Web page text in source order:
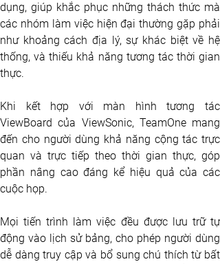
dụng, giúp khắc phục những thách thức mà
các nhóm làm việc hiện đại thường gặp phải
như khoảng cách địa lý, sự khác biệt về hệ
thống, và thiếu khả năng tương tác thời gian
thực.
Khi kết hợp với màn hình tương tác
ViewBoard của ViewSonic, TeamOne mang
đến cho người dùng khả năng cộng tác trực
quan và trực tiếp theo thời gian thực, góp
phần nâng cao đáng kể hiệu quả của các
cuộc họp.
Mọi tiến trình làm việc đều được lưu trữ tự
động vào lịch sử bảng, cho phép người dùng
dễ dàng truy cập và bổ sung chú thích từ bất